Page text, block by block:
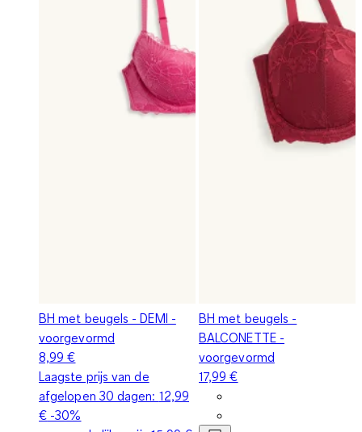
BH met beugels - DEMI -
voorgevormd
8,99 €
Laagste prijs van de
afgelopen 30 dagen: 12,99
€ -30%
BH met beugels -
BALCONETTE -
voorgevormd
17,99 €